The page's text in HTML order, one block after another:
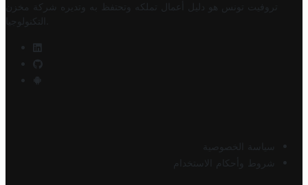
تروفيت تونس هو دليل أعمال تملكه وتحتفظ به وتديره
شركة مخزن
التكنولوجيا
سياسة الخصوصية
شروط وأحكام الاستخدام